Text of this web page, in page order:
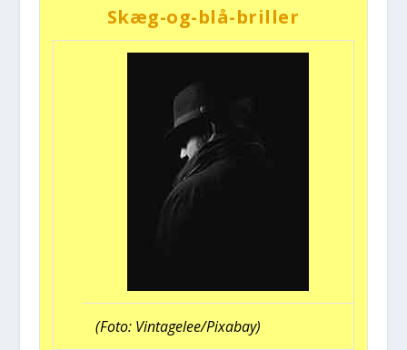
Skæg-og-blå-bril­ler
(Foto: Vintagelee/Pixabay)